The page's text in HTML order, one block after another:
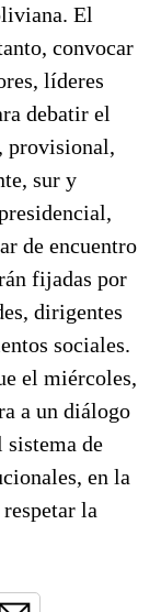
El
convocar
líderes
debatir el
provisional,
sur y
de encuentro
fijadas por
dirigentes
sociales.
el miércoles,
a un diálogo
de
en la
la